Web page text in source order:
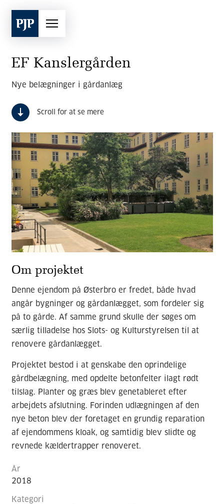
EF Kanslergården
Nye belægninger i gårdanlæg
Scroll for at se mere
Om projektet
Denne ejendom på Østerbro er fredet, både hvad
angår bygninger og gårdanlægget, som fordeler sig
på to gårde. Af samme grund skulle der søges om
særlig tilladelse hos Slots- og Kulturstyrelsen til at
renovere gårdanlægget.
Projektet bestod i at genskabe den oprindelige
gårdbelægning, med opdelte betonfelter ilagt rødt
tilslag. Planter og græs blev genetableret efter
arbejdets afslutning. Forinden udlægningen af den
nye beton blev der foretaget en grundig reparation
af ejendommens kloak, og samtidig blev slidte og
revnede kældertrapper renoveret.
År
2018
Kategori